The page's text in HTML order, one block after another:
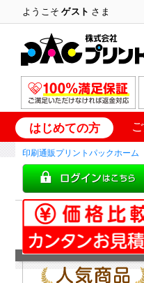
ようこそゲスト さま
はじめての方
印刷通販プリントパックホーム